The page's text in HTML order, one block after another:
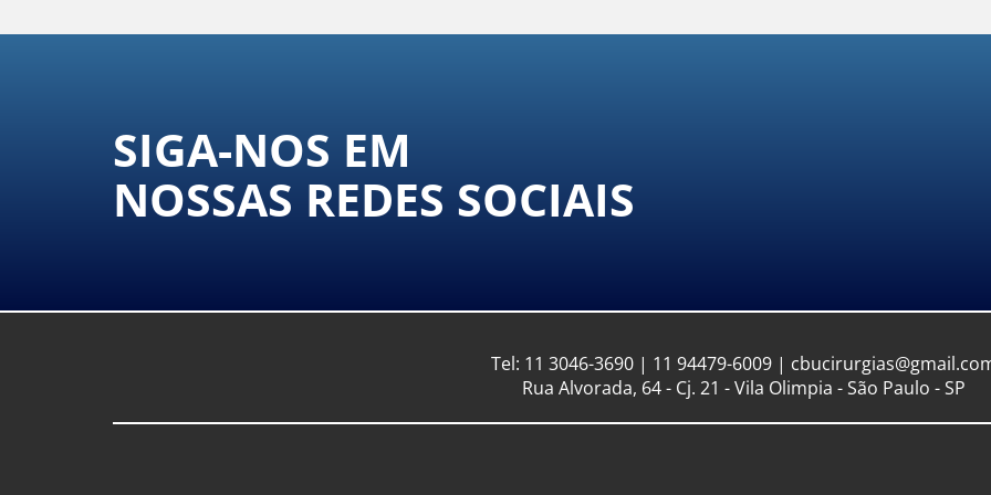
SIGA-NOS EM
NOSSAS REDES SOCIAIS
Tel: 11 3046-3690 | 11 94479-6009 |
Rua Alvorada, 64 - Cj. 21 - Vila Olimpia - São Paulo - SP